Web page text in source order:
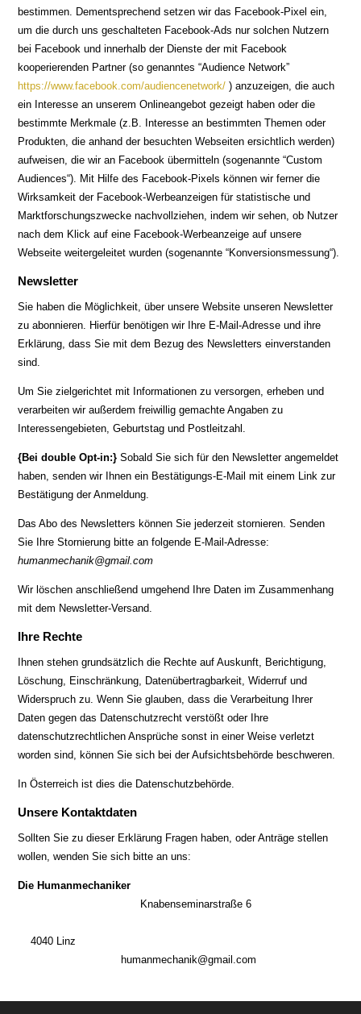
bestimmen. Dementsprechend setzen wir das Facebook-Pixel ein,
um die durch uns geschalteten Facebook-Ads nur solchen Nutzern
bei Facebook und innerhalb der Dienste der mit Facebook
kooperierenden Partner (so genanntes “Audience Network”
https://www.facebook.com/audiencenetwork/ ) anzuzeigen, die auch
ein Interesse an unserem Onlineangebot gezeigt haben oder die
bestimmte Merkmale (z.B. Interesse an bestimmten Themen oder
Produkten, die anhand der besuchten Webseiten ersichtlich werden)
aufweisen, die wir an Facebook übermitteln (sogenannte “Custom
Audiences“). Mit Hilfe des Facebook-Pixels können wir ferner die
Wirksamkeit der Facebook-Werbeanzeigen für statistische und
Marktforschungszwecke nachvollziehen, indem wir sehen, ob Nutzer
nach dem Klick auf eine Facebook-Werbeanzeige auf unsere
Webseite weitergeleitet wurden (sogenannte “Konversionsmessung“).
Newsletter
Sie haben die Möglichkeit, über unsere Website unseren Newsletter
zu abonnieren. Hierfür benötigen wir Ihre E-Mail-Adresse und ihre
Erklärung, dass Sie mit dem Bezug des Newsletters einverstanden
sind.
Um Sie zielgerichtet mit Informationen zu versorgen, erheben und
verarbeiten wir außerdem freiwillig gemachte Angaben zu
Interessengebieten, Geburtstag und Postleitzahl.
{Bei double Opt-in:} Sobald Sie sich für den Newsletter angemeldet
haben, senden wir Ihnen ein Bestätigungs-E-Mail mit einem Link zur
Bestätigung der Anmeldung.
Das Abo des Newsletters können Sie jederzeit stornieren. Senden
Sie Ihre Stornierung bitte an folgende E-Mail-Adresse:
humanmechanik@gmail.com
Wir löschen anschließend umgehend Ihre Daten im Zusammenhang
mit dem Newsletter-Versand.
Ihre Rechte
Ihnen stehen grundsätzlich die Rechte auf Auskunft, Berichtigung,
Löschung, Einschränkung, Datenübertragbarkeit, Widerruf und
Widerspruch zu. Wenn Sie glauben, dass die Verarbeitung Ihrer
Daten gegen das Datenschutzrecht verstößt oder Ihre
datenschutzrechtlichen Ansprüche sonst in einer Weise verletzt
worden sind, können Sie sich bei der Aufsichtsbehörde beschweren.
In Österreich ist dies die Datenschutzbehörde.
Unsere Kontaktdaten
Sollten Sie zu dieser Erklärung Fragen haben, oder Anträge stellen
wollen, wenden Sie sich bitte an uns:
Die Humanmechaniker
Knabenseminarstraße 6
4040 Linz
humanmechanik@gmail.com